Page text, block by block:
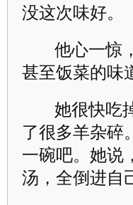
没这次味好。
他心一惊
甚至饭菜的味
她很快吃
了很多羊杂碎
一碗吧。她说
汤，全倒进自